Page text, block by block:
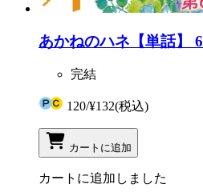
あかねのハネ【単話】 6
完結
120/¥132(税込)
カートに追加
カートに追加しました